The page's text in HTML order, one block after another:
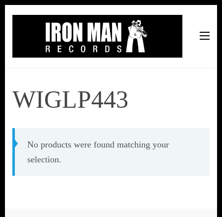
WIGLP443
No products were found matching your
selection.